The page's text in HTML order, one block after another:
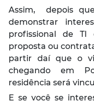
Assim, depois
demonstrar
profissional de
proposta ou
partir daí que o
chegando em
residência será
E se você se